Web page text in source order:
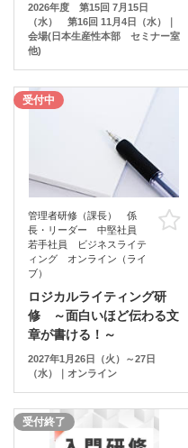
2026年度 第15回 7月15日
（水） 第16回 11月4日（水）｜
会場(日本生産性本部 セミナー室
他)
受付中
管理者研修（課長） 係
長・リーダー 中堅社員
若手社員 ビジネスライテ
ィング オンライン（ライ
ブ）
ロジカルライティング研
修 ～面白いほど伝わる文
章が書ける！～
2027年1月26日（火）～27日
（水）｜オンライン
受付終了